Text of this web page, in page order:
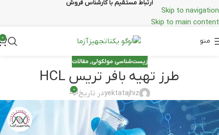
Skip to navigation
Skip to main content
ارتباط مستقیم با کارشناس فروش
منو 0
زیست‌شناسی مولکولی,مقالات
طرز تهیه بافر تریس HCL
yektatajhizدر تاریخ 0